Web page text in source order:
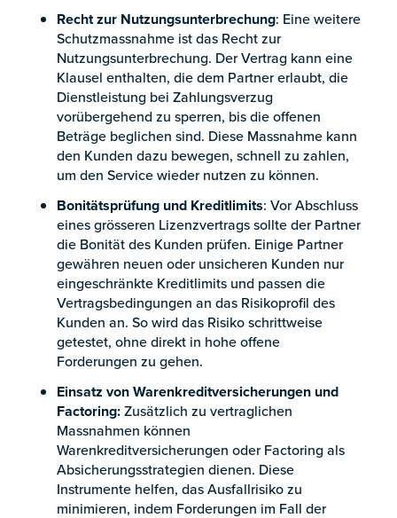
Recht zur Nutzungsunterbrechung: Eine weitere
Schutzmassnahme ist das Recht zur
Nutzungsunterbrechung. Der Vertrag kann eine
Klausel enthalten, die dem Partner erlaubt, die
Dienstleistung bei Zahlungsverzug
vorübergehend zu sperren, bis die offenen
Beträge beglichen sind. Diese Massnahme kann
den Kunden dazu bewegen, schnell zu zahlen,
um den Service wieder nutzen zu können.
Bonitätsprüfung und Kreditlimits: Vor Abschluss
eines grösseren Lizenzvertrags sollte der Partner
die Bonität des Kunden prüfen. Einige Partner
gewähren neuen oder unsicheren Kunden nur
eingeschränkte Kreditlimits und passen die
Vertragsbedingungen an das Risikoprofil des
Kunden an. So wird das Risiko schrittweise
getestet, ohne direkt in hohe offene
Forderungen zu gehen.
Einsatz von Warenkreditversicherungen und
Factoring:Zusätzlich zu vertraglichen
Massnahmen können
Warenkreditversicherungen oder Factoring als
Absicherungsstrategien dienen. Diese
Instrumente helfen, das Ausfallrisiko zu
minimieren, indem Forderungen im Fall der